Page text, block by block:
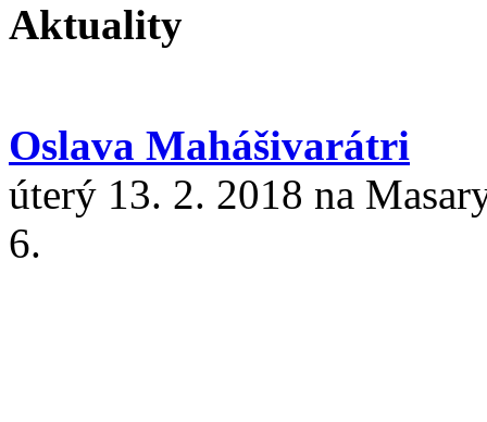
Aktuality
Oslava Mahášivarátri
úterý 13. 2. 2018 na
6.